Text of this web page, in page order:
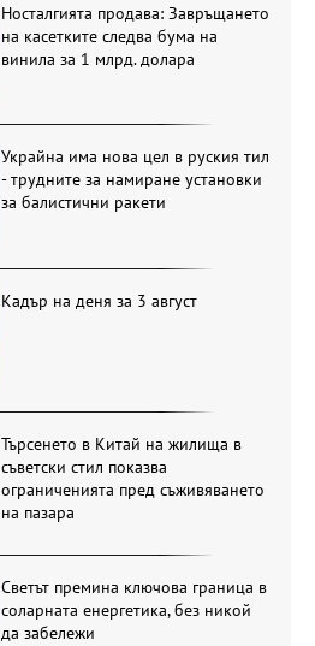
Носталгията продава: Завръщането
на касетките следва бума на
винила за 1 млрд. долара
Украйна има нова цел в руския тил
- трудните за намиране установки
за балистични ракети
Кадър на деня за 3 август
Търсенето в Китай на жилища в
съветски стил показва
ограниченията пред съживяването
на пазара
Светът премина ключова граница в
соларната енергетика, без никой
да забележи